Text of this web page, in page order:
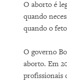
O aborto é
quando
quando o
O governo
aborto. Em
profissionais